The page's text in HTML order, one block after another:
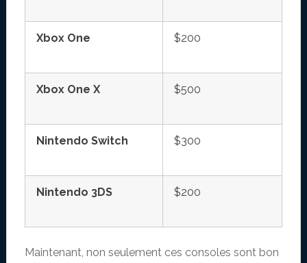
Xbox One $200
Xbox One X $500
Nintendo Switch $300
Nintendo 3DS $200
Maintenant, non seulement ces consoles sont bon